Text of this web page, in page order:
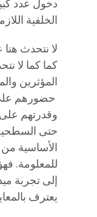
دخول عدد
الخلفية
لا نتحدث
كما كما لا
المؤثرين
حضورهم
وقدرتهم على
حتى
الأساسية
للمعلومة.
إلى تجربة
يعترف